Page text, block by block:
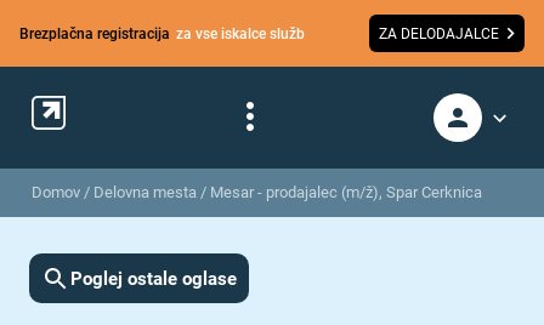
Brezplačna registracija za vse iskalce služb ZA DELODAJALCE
Domov / Delovna mesta / Mesar - prodajalec (m/ž), Spar Cerknica
Poglej ostale oglase